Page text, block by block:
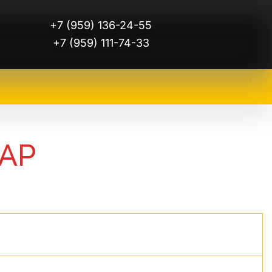
+7 (959) 136-24-55
+7 (959) 111-74-33